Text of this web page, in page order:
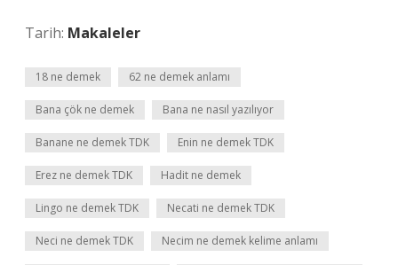
Tarih: Makaleler
18 ne demek 62 ne demek anlamı
Bana çök ne demek Bana ne nasıl yazılıyor
Banane ne demek TDK Enin ne demek TDK
Erez ne demek TDK Hadit ne demek
Lingo ne demek TDK Necati ne demek TDK
Neci ne demek TDK Necim ne demek kelime anlamı